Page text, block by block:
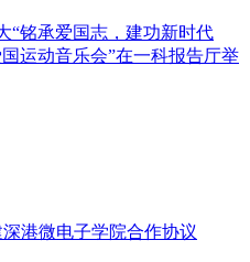
“铭承爱国志，建功新时代
运动音乐会”在一科报告厅举
港微电子学院合作协议